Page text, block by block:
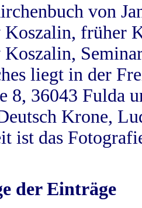
von
Koszalin, früher
Koszalin,
liegt in der
8, 36043 Fulda
Krone,
ist das
der Einträge